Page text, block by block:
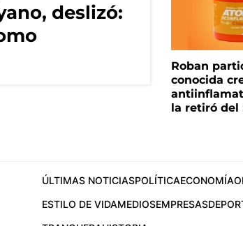
deslizó:
Roban
conocida
la retiró del
ÚLTIMAS NOTICIASPOLÍTICAECONOMÍA
ESTILO DE VIDAMEDIOSEMPRESAS